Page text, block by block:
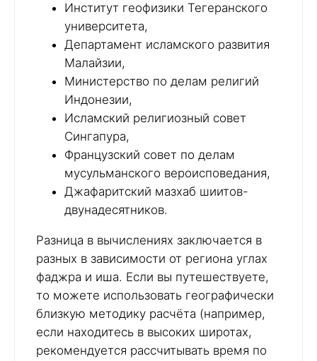
Институт геофизики Тегеранского
университета,
Департамент исламского развития
Малайзии,
Министерство по делам религий
Индонезии,
Исламский религиозный совет
Сингапура,
Французский совет по делам
мусульманского вероисповедания,
Джафаритский мазхаб шиитов-
двунадесятников.
Разница в вычислениях заключается в
разных в зависимости от региона углах
фаджра и иша. Если вы путешествуете,
то можете использовать географически
близкую методику расчёта (например,
если находитесь в высоких широтах,
рекомендуется рассчитывать время по